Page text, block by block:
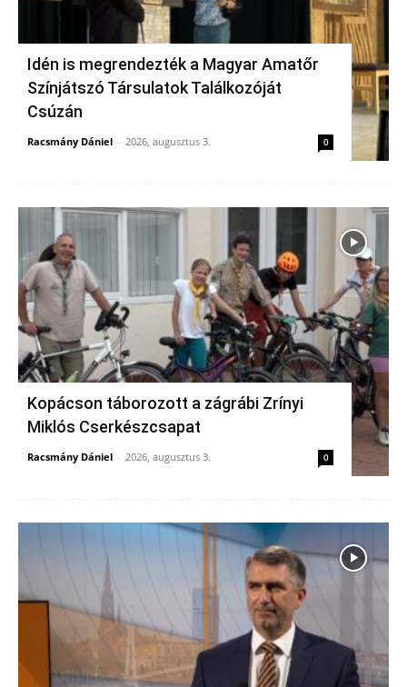
Idén is megrendezték a Magyar Amatőr
Színjátszó Társulatok Találkozóját
Csúzán
Racsmány Dániel - 2026, augusztus 3. 0
Kopácson táborozott a zágrábi Zrínyi
Miklós Cserkészcsapat
Racsmány Dániel - 2026, augusztus 3. 0